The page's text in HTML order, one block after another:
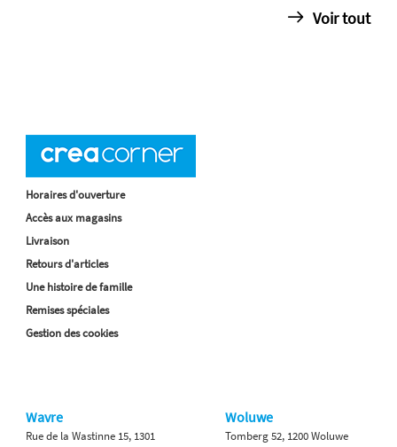
Voir tout
Horaires d'ouverture
Accès aux magasins
Livraison
Retours d'articles
Une histoire de famille
Remises spéciales
Gestion des cookies
Wavre
Rue de la Wastinne 15, 1301
Woluwe
Tomberg 52, 1200 Woluwe